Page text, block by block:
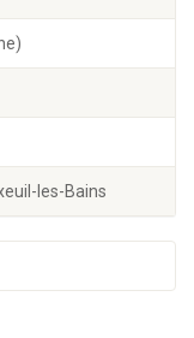
les-Bains